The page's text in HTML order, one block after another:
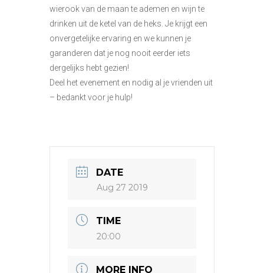
wierook van de maan te ademen en wijn te
drinken uit de ketel van de heks. Je krijgt een
onvergetelijke ervaring en we kunnen je
garanderen dat je nog nooit eerder iets
dergelijks hebt gezien!
Deel het evenement en nodig al je vrienden uit
– bedankt voor je hulp!
DATE
Aug 27 2019
TIME
20:00
MORE INFO